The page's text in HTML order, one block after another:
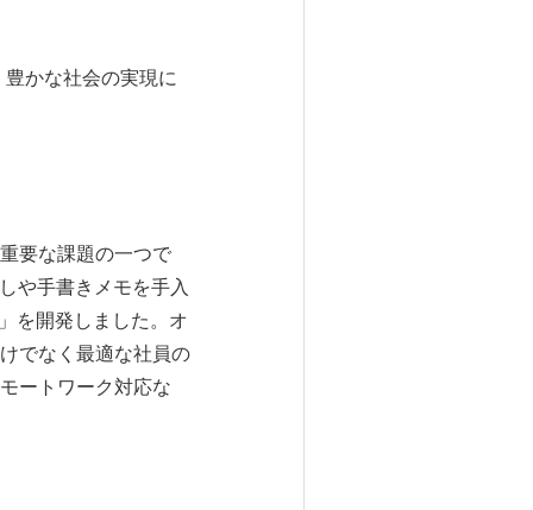
かな社会の実現に
要な課題の一つで
や手書きメモを手入
を開発しました。オ
でなく最適な社員の
ートワーク対応な